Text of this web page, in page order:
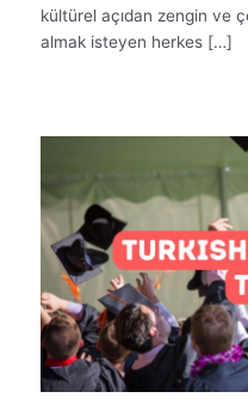
kültürel açıdan zengin ve
almak isteyen herkes […]